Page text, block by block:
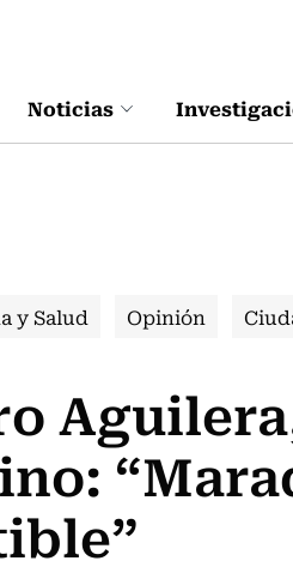
Noticias
y Salud Opinión